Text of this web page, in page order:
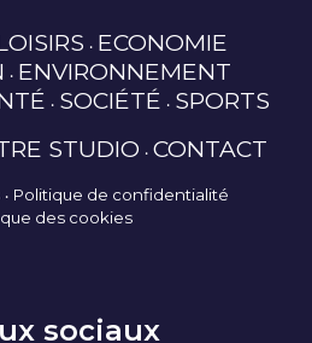
ECONOMIE
ENVIRONNEMENT
SOCIÉTÉ SPORTS
STUDIO CONTACT
Politique de confidentialité
des cookies
sociaux